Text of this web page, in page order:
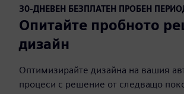
30-ДНЕВЕН БЕЗПЛАТЕН ПРОБЕН
Опитайте пробното
дизайн
Оптимизирайте дизайна на вашия
процеси с решение от следващо